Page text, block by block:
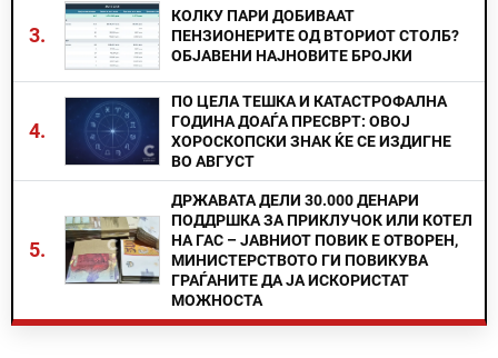
3.
КОЛКУ ПАРИ ДОБИВААТ
ПЕНЗИОНЕРИТЕ ОД ВТОРИОТ СТОЛБ?
ОБЈАВЕНИ НАЈНОВИТЕ БРОЈКИ
4.
ПО ЦЕЛА ТЕШКА И КАТАСТРОФАЛНА
ГОДИНА ДОАЃА ПРЕСВРТ: ОВОЈ
ХОРОСКОПСКИ ЗНАК ЌЕ СЕ ИЗДИГНЕ
ВО АВГУСТ
5.
ДРЖАВАТА ДЕЛИ 30.000 ДЕНАРИ
ПОДДРШКА ЗА ПРИКЛУЧОК ИЛИ КОТЕЛ
НА ГАС – ЈАВНИОТ ПОВИК Е ОТВОРЕН,
МИНИСТЕРСТВОТО ГИ ПОВИКУВА
ГРАЃАНИТЕ ДА ЈА ИСКОРИСТАТ
МОЖНОСТА